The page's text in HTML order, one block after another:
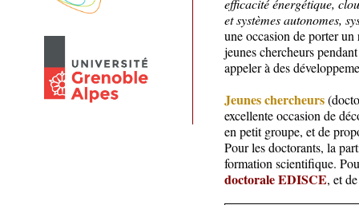
et systèmes autonomes,
une occasion de porter
jeunes chercheurs
appeler à des
Jeunes chercheurs
excellente occasion de
en petit groupe, et de
Pour les doctorants, la
formation scientifique.
doctorale EDISCE, et